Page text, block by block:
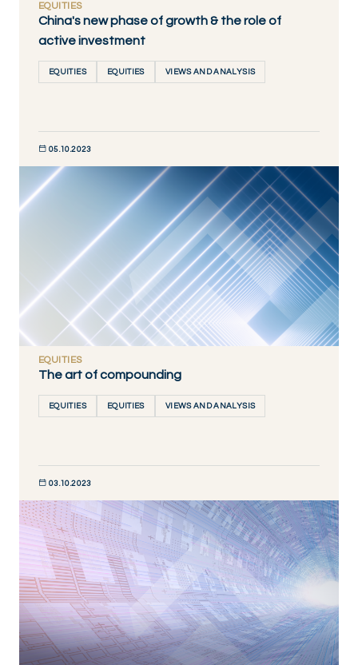
EQUITIES
China's new phase of growth & the role of
active investment
EQUITIES EQUITIES VIEWS AND ANALYSIS
05.10.2023
DÉCOUVRIR MAINTENANT
EQUITIES
The art of compounding
EQUITIES EQUITIES VIEWS AND ANALYSIS
03.10.2023
DÉCOUVRIR MAINTENANT